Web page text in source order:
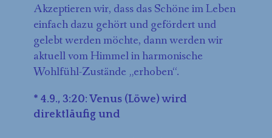
Akzeptieren wir, dass das Schöne im Leben
einfach dazu gehört und gefördert und
gelebt werden möchte, dann werden wir
aktuell vom Himmel in harmonische
Wohlfühl-Zustände „erhoben“.
* 4.9., 3:20: Venus (Löwe) wird
direktläufig und